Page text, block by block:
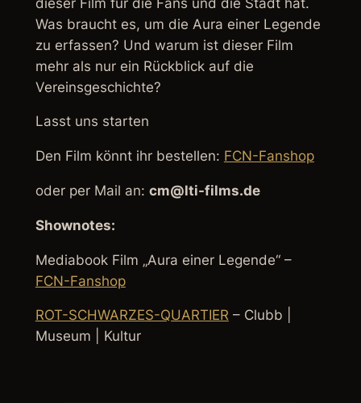
Was braucht es, um die Aura einer Legende
zu erfassen? Und warum ist dieser Film
mehr als nur ein Rückblick auf die
Vereinsgeschichte?
Lasst uns starten
Den Film könnt ihr bestellen: FCN-Fanshop
oder per Mail an: cm@lti-films.de
Shownotes:
Mediabook Film „Aura einer Legende“ –
FCN-Fanshop
ROT-SCHWARZES-QUARTIER – Clubb |
Museum | Kultur